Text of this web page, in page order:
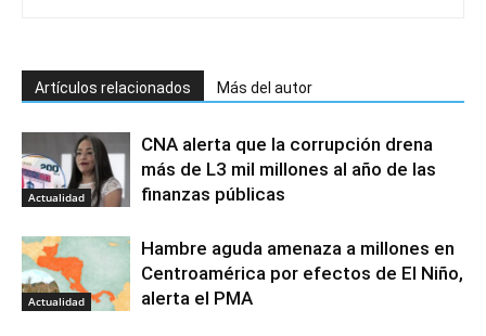
Artículos relacionados Más del autor
Actualidad
CNA alerta que la corrupción drena
más de L3 mil millones al año de las
finanzas públicas
Actualidad
Hambre aguda amenaza a millones en
Centroamérica por efectos de El Niño,
alerta el PMA